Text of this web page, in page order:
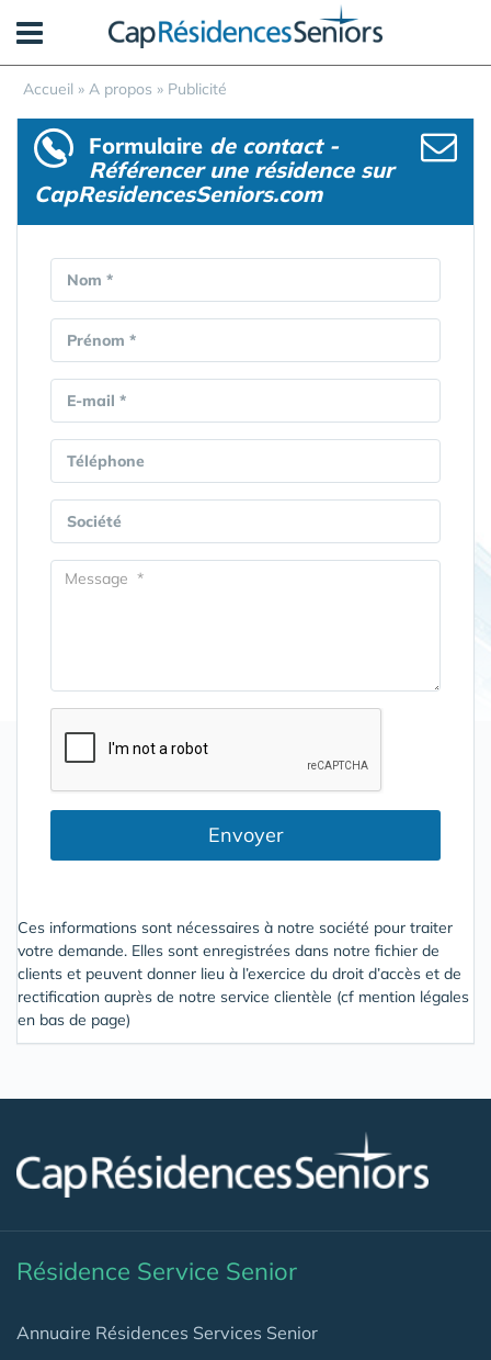
Accueil » A propos » Publicité
Formulaire de contact -
Référencer une résidence sur
CapResidencesSeniors.com
Nom *
Prénom *
E-mail *
Téléphone
Société
Envoyer
Ces informations sont nécessaires à notre société pour traiter
votre demande. Elles sont enregistrées dans notre fichier de
clients et peuvent donner lieu à l’exercice du droit d’accès et de
rectification auprès de notre service clientèle (cf mention légales
en bas de page)
Résidence Service Senior
Annuaire Résidences Services Senior